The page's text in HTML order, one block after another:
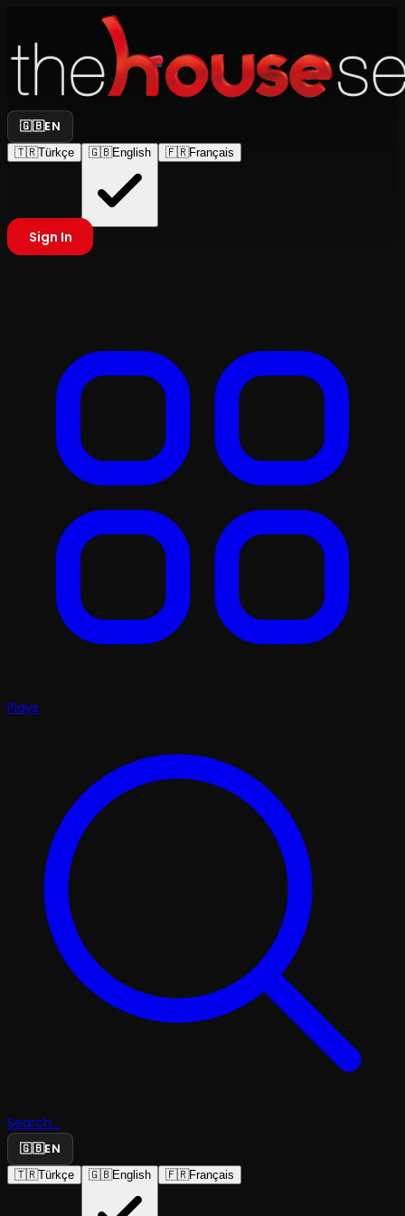
🇬🇧EN
🇹🇷Türkçe 🇬🇧English 🇫🇷Français
Sign In
Plays
Search...
🇬🇧EN
🇹🇷Türkçe 🇬🇧English 🇫🇷Français